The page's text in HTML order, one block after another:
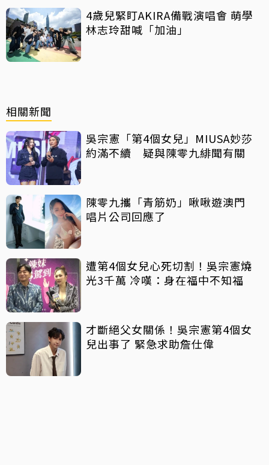
4歲兒緊盯AKIRA備戰演唱會 萌學
林志玲甜喊「加油」
相關新聞
吳宗憲「第4個女兒」MIUSA妙莎
約滿不續 疑與陳零九緋聞有關
陳零九攜「青筋奶」啾啾遊澳門
唱片公司回應了
遭第4個女兒心死切割！吳宗憲燒
光3千萬 冷嘆：身在福中不知福
才斷絕父女關係！吳宗憲第4個女
兒出事了 緊急求助詹仕偉